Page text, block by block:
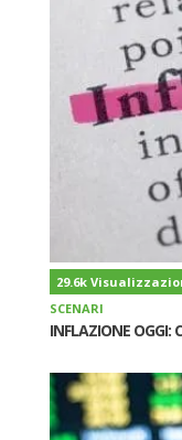
29.6k
SCENARI
INFLAZIONE OGGI: